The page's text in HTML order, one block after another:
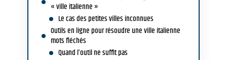
« ville italienne »
Le cas des petites villes inconnues
Outils en ligne pour résoudre une ville italienne
mots fléchés
Quand l’outil ne suffit pas